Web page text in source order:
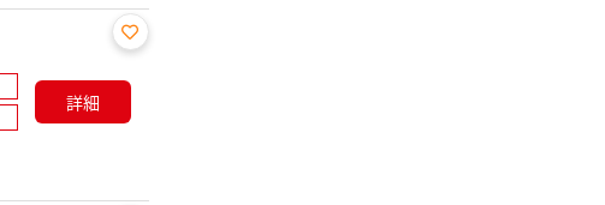
に入
り登
詳細